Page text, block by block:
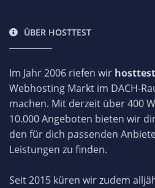
ÜBER HOSTTEST
Im Jahr 2006 riefen wir hosttest
Webhosting Markt im DACH-
machen. Mit derzeit über 400
10.000 Angeboten bieten wir
den für dich passenden
Leistungen zu finden.
Seit 2015 küren wir zudem